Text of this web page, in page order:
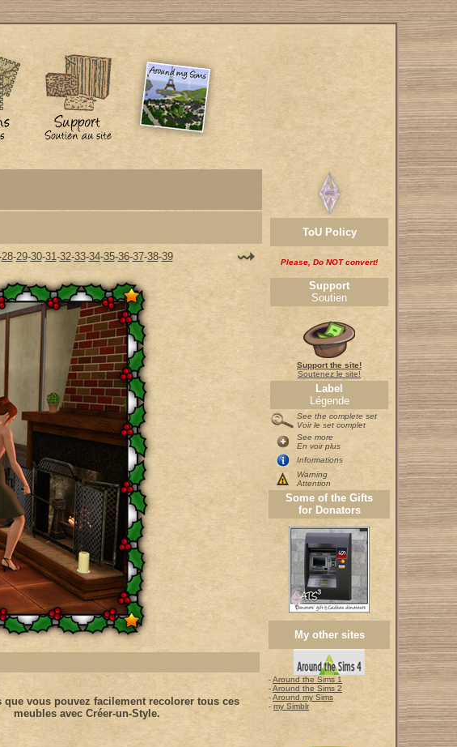
28-29-30-31-32-33-34-35-36-37-38-39
que vous pouvez facilement recolorer tous ces
meubles avec Créer-un-Style.
ToU Policy
Please, Do NOT convert!
Support
Soutien
Support the site!
Soutenez le site!
Label
Légende
See the complete set
Voir le set complet
See more
En voir plus
Informations
Warning
Attention
Some of the Gifts
for Donators
My other sites
-Around the Sims 1
-Around the Sims 2
-Around my Sims
- my Simblr